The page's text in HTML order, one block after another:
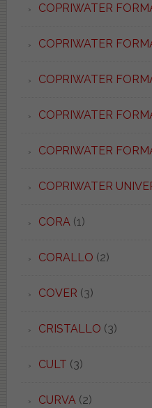
COPRIWATER
COPRIWATER
COPRIWATER
COPRIWATER
COPRIWATER
COPRIWATER
CORA(1)
CORALLO (2)
COVER (3)
CRISTALLO (3)
CULT (3)
CURVA(2)